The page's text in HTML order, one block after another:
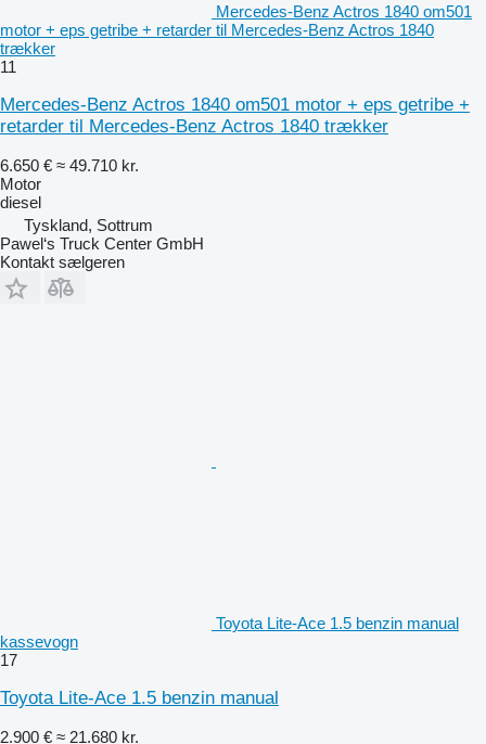
Mercedes-Benz Actros 1840 om501
motor + eps getribe + retarder til Mercedes-Benz Actros 1840
trækker
11
Mercedes-Benz Actros 1840 om501 motor + eps getribe +
retarder til Mercedes-Benz Actros 1840 trækker
6.650 € ≈ 49.710 kr.
Motor
diesel
Tyskland, Sottrum
Pawel‘s Truck Center GmbH
Kontakt sælgeren
Toyota Lite-Ace 1.5 benzin manual
kassevogn
17
Toyota Lite-Ace 1.5 benzin manual
2.900 € ≈ 21.680 kr.